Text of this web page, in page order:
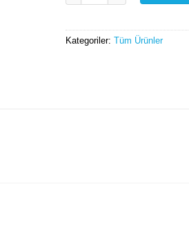
Kategoriler: Tüm Ürünler